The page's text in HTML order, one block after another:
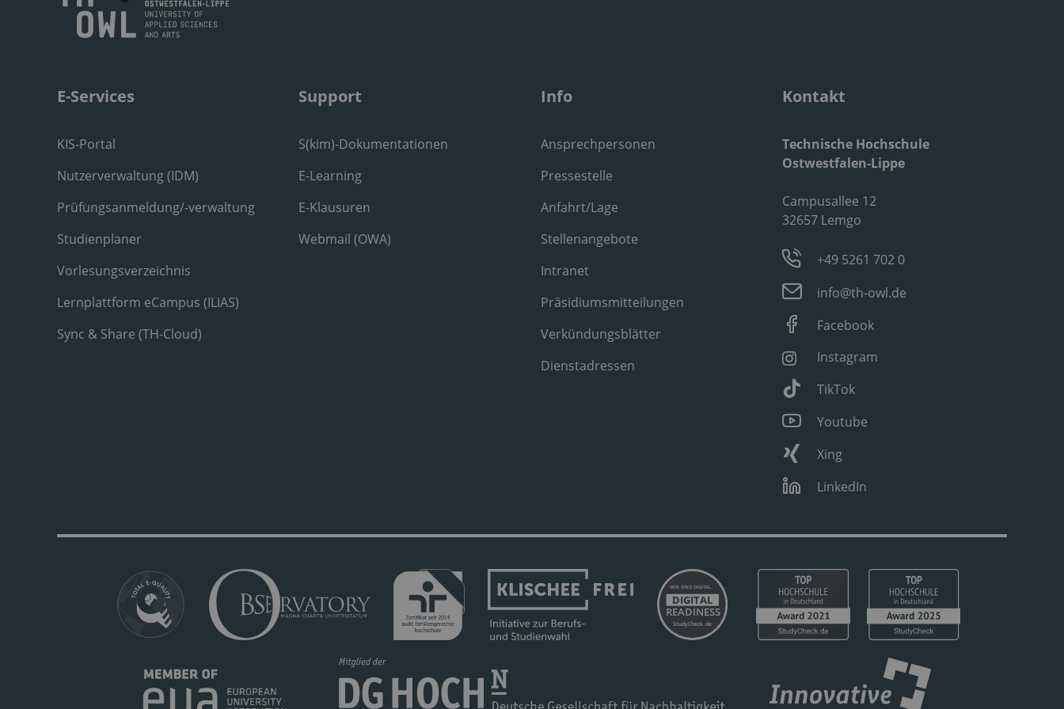
E-Services
KIS-Portal
Nutzerverwaltung (IDM)
Prüfungsanmeldung/-verwaltung
Studienplaner
Vorlesungsverzeichnis
Lernplattform eCampus (ILIAS)
Sync & Share (TH-Cloud)
Support
S(kim)-Dokumentationen
E-Learning
E-Klausuren
Webmail (OWA)
Info
Ansprechpersonen
Pressestelle
Anfahrt/Lage
Stellenangebote
Intranet
Präsidiumsmitteilungen
Verkündungsblätter
Dienstadressen
Kontakt
Technische Hochschule
Ostwestfalen-Lippe
Campusallee 12
32657 Lemgo
+49 5261 702 0
info@th-owl.de
Facebook
Instagram
TikTok
Youtube
Xing
LinkedIn